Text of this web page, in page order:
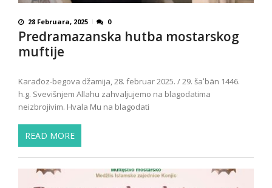
28 Februara, 2025 0
Predramazanska hutba mostarskog
muftije
Karađoz-begova džamija, 28. februar 2025. / 29. šaʻbān 1446.
h.g. Svevišnjem Allahu zahvaljujemo na blagodatima
neizbrojivim. Hvala Mu na blagodati
READ MORE